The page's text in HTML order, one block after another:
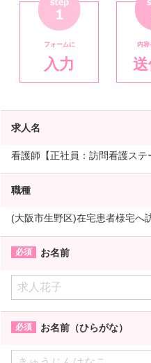
フォームに
入力
内容
送
求人名
看護師【正社員：訪問看護ス
職種
(大阪市生野区)在宅患者様宅へ
お名前
お名前（ひらがな）